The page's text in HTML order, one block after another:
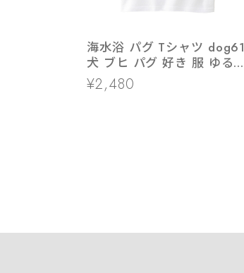
海水浴 パグ Tシャツ dog61
犬 ブヒ パグ 好き 服 ゆるい
イラスト
¥2,480